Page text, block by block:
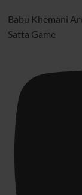
Babu Khemani
Satta Game